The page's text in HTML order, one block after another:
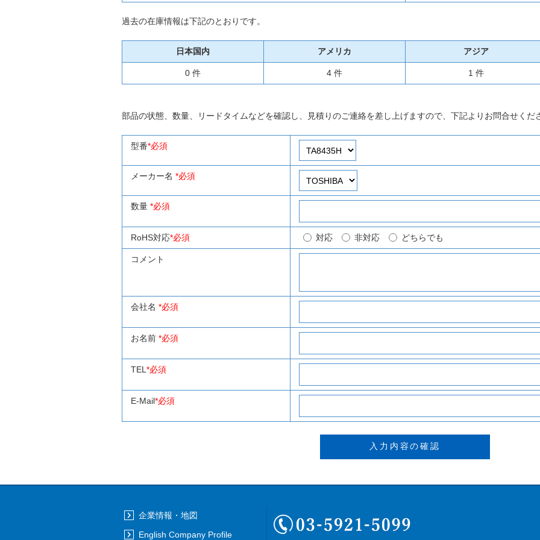
過去の在庫情報は下記のとおりです。
日本国内 アメリカ アジア
0 件 4 件 1 件
部品の状態、数量、リードタイムなどを確認し、見積りのご連絡を差し上げますので、下記よりお問合せくだ
型番*必須
メーカー名 *必須
数量 *必須
RoHS対応*必須 対応 非対応 どちらでも
コメント
会社名 *必須
お名前 *必須
TEL *必須
E-Mail*必須
企業情報・地図
English Company Profile